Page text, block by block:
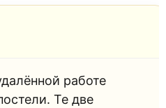
работе
Те две